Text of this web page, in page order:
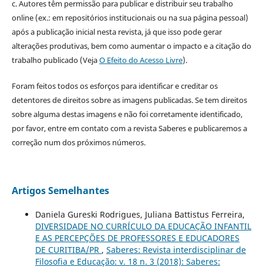
c. Autores têm permissão para publicar e distribuir seu trabalho
online (ex.: em repositórios institucionais ou na sua página pessoal)
após a publicação inicial nesta revista, já que isso pode gerar
alterações produtivas, bem como aumentar o impacto e a citação do
trabalho publicado (VejaO Efeito do Acesso Livre).
Foram feitos todos os esforços para identificar e creditar os
detentores de direitos sobre as imagens publicadas. Se tem direitos
sobre alguma destas imagens e não foi corretamente identificado,
por favor, entre em contato com a revista Saberes e publicaremos a
correção num dos próximos números.
Artigos Semelhantes
Daniela Gureski Rodrigues, Juliana Battistus Ferreira,
DIVERSIDADE NO CURRÍCULO DA EDUCAÇÃO INFANTIL
E AS PERCEPÇÕES DE PROFESSORES E EDUCADORES
DE CURITIBA/PR , Saberes: Revista interdisciplinar de
Filosofia e Educação: v. 18 n. 3 (2018): Saberes: